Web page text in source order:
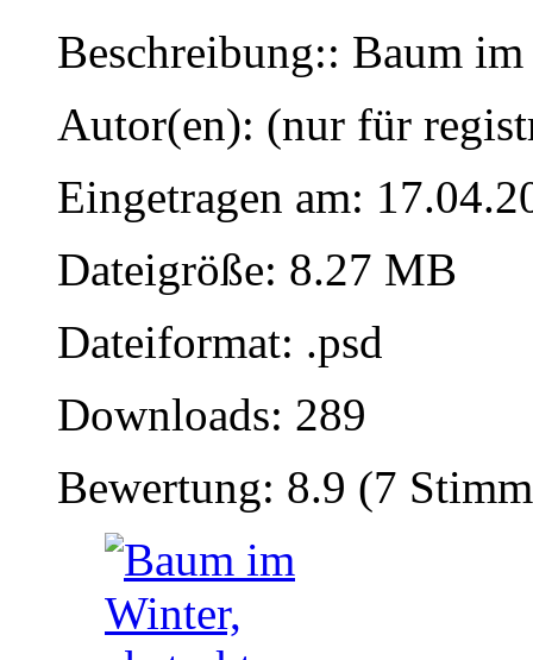
Beschreibung:: Baum
Autor(en): (nur für
Eingetragen am:
Dateigröße: 8.27 MB
Dateiformat: .psd
Downloads: 289
Bewertung: 8.9 (7